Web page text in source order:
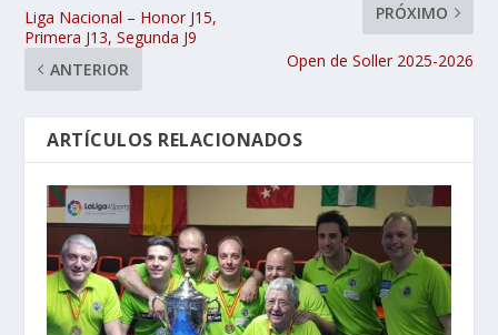
Liga Nacional – Honor J15,
Primera J13, Segunda J9
ANTERIOR
PRÓXIMO
Open de Soller 2025-2026
ARTÍCULOS RELACIONADOS